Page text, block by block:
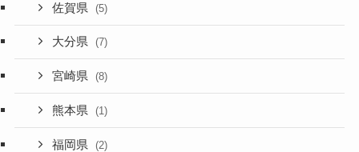
佐賀県 (5)
大分県 (7)
宮崎県 (8)
熊本県 (1)
福岡県 (2)